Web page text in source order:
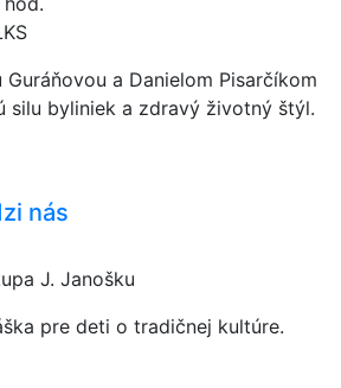
a Danielom Pisarčíkom
silu byliniek a zdravý životný štýl.
nás
J. Janošku
pre deti o tradičnej kultúre.